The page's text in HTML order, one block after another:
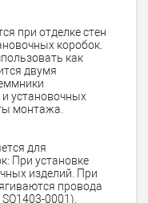
при отделке стен
коробок.
как
двумя
установочных
монтажа.
для
При установке
изделий. При
провода
0001).